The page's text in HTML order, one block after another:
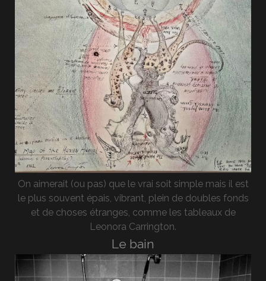
On aimerait (ou pas) que le vrai soit simple mais il est
le plus souvent épais, vibrant, plein de doubles fonds
et de choses étranges, comme les tableaux de
Leonora Carrington.
Le bain